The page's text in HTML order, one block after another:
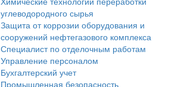
углеводородного сырья
Защита от коррозии оборудования и
сооружений нефтегазового комплекса
Специалист по отделочным работам
Управление персоналом
Бухгалтерский учет
Промышленная безопасность